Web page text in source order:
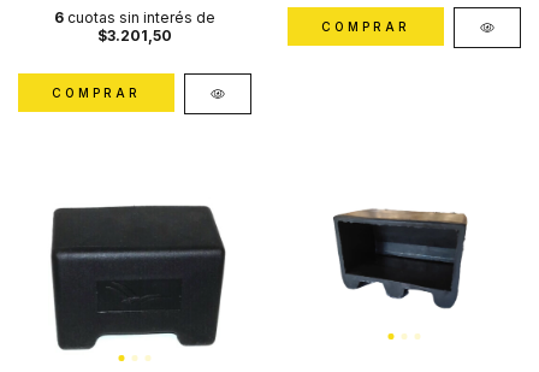
6 cuotas sin interés de
$3.201,50